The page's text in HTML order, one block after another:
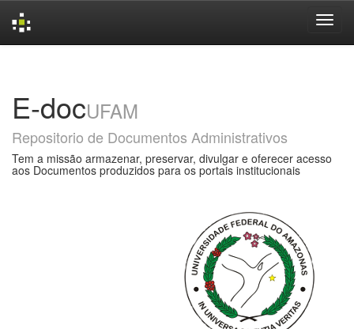
E-docUFAM
Repositorio de Documentos Administrativos
Tem a missão armazenar, preservar, divulgar e oferecer acesso
aos Documentos produzidos para os portais institucionais